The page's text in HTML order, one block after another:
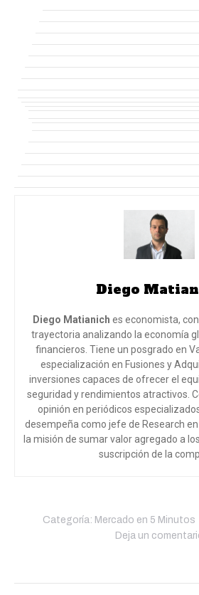
Diego
Diego Matianich es economista,
trayectoria analizando la economía
financieros. Tiene un posgrado en
especialización en Fusiones y
inversiones capaces de ofrecer el
seguridad y rendimientos atractivos.
opinión en periódicos
desempeña como jefe de Research en
la misión de sumar valor agregado a
suscripción de la
Categoría: Mercado en 5 Minutos
Deja un